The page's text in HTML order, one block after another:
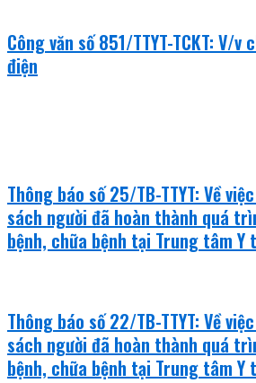
Công văn số 851/TTYT-TCKT: V/v
điện
Thông báo số 25/TB-TTYT: Về
sách người đã hoàn thành quá
bệnh, chữa bệnh tại Trung tâm Y
Thông báo số 22/TB-TTYT: Về
sách người đã hoàn thành quá
bệnh, chữa bệnh tại Trung tâm Y